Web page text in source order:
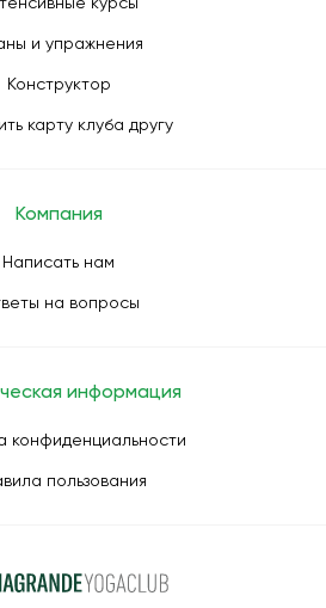
и упражнения
Конструктор
карту клуба другу
Компания
Написать нам
на вопросы
информация
конфиденциальности
пользования